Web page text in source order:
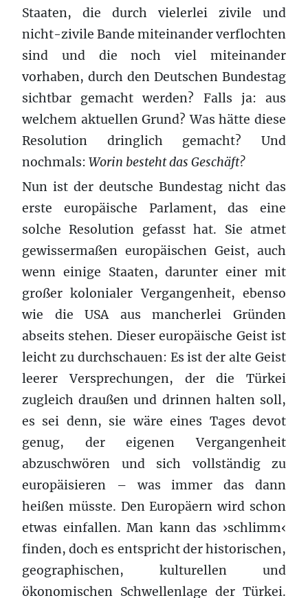
Staaten, die durch vielerlei zivile und
nicht-zivile Bande miteinander verflochten
sind und die noch viel miteinander
vorhaben, durch den Deutschen Bundestag
sichtbar gemacht werden? Falls ja: aus
welchem aktuellen Grund? Was hätte diese
Resolution dringlich gemacht? Und
nochmals: Worin besteht das Geschäft?
Nun ist der deutsche Bundestag nicht das
erste europäische Parlament, das eine
solche Resolution gefasst hat. Sie atmet
gewissermaßen europäischen Geist, auch
wenn einige Staaten, darunter einer mit
großer kolonialer Vergangenheit, ebenso
wie die USA aus mancherlei Gründen
abseits stehen. Dieser europäische Geist ist
leicht zu durchschauen: Es ist der alte Geist
leerer Versprechungen, der die Türkei
zugleich draußen und drinnen halten soll,
es sei denn, sie wäre eines Tages devot
genug, der eigenen Vergangenheit
abzuschwören und sich vollständig zu
europäisieren – was immer das dann
heißen müsste. Den Europäern wird schon
etwas einfallen. Man kann das ›schlimm‹
finden, doch es entspricht der historischen,
geographischen, kulturellen und
ökonomischen Schwellenlage der Türkei.